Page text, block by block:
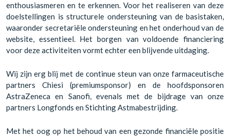
enthousiasmeren en te erkennen. Voor het realiseren van deze
doelstellingen is structurele ondersteuning van de basistaken,
waaronder secretariële ondersteuning en het onderhoud van de
website, essentieel. Het borgen van voldoende financiering
voor deze activiteiten vormt echter een blijvende uitdaging.
Wij zijn erg blij met de continue steun van onze farmaceutische
partners Chiesi (premiumsponsor) en de hoofdsponsoren
AstraZeneca en Sanofi, evenals met de bijdrage van onze
partners Longfonds en Stichting Astmabestrijding.
Met het oog op het behoud van een gezonde financiële positie